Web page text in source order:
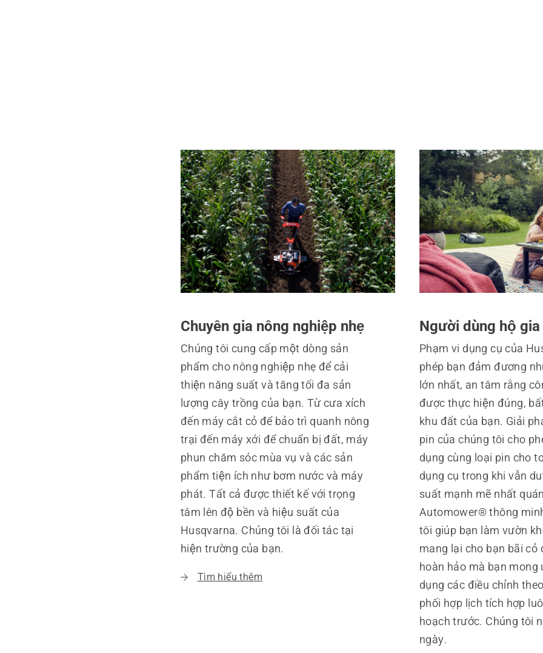
Chuyên gia nông nghiệp nhẹ
Chúng tôi cung cấp một dòng sản
phẩm cho nông nghiệp nhẹ để cải
thiện năng suất và tăng tối đa sản
lượng cây trồng của bạn. Từ cưa xích
đến máy cắt cỏ để bảo trì quanh nông
trại đến máy xới để chuẩn bị đất, máy
phun chăm sóc mùa vụ và các sản
phẩm tiện ích như bơm nước và máy
phát. Tất cả được thiết kế với trọng
tâm lên độ bền và hiệu suất của
Husqvarna. Chúng tôi là đối tác tại
hiện trường của bạn.
Tìm hiểu thêm
Người dùng hộ
Phạm vi dụng cụ của
phép bạn đảm đương
lớn nhất, an tâm rằng
được thực hiện đúng,
khu đất của bạn. Giải
pin của chúng tôi cho
dụng cùng loại pin cho
dụng cụ trong khi vẫn
suất mạnh mẽ nhất
Automower® thông
tôi giúp bạn làm vườn
mang lại cho bạn bãi cỏ
hoàn hảo mà bạn mong
dụng các điều chỉnh
phối hợp lịch tích hợp
hoạch trước. Chúng tôi
ngày.